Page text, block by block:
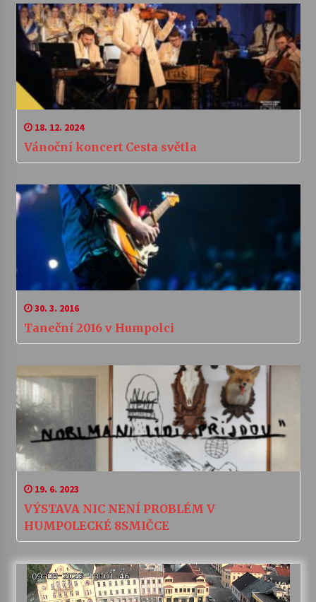
18. 12. 2024
Vánoční koncert Cesta světla
30. 3. 2016
Taneční 2016 v Humpolci
19. 6. 2023
VÝSTAVA NIC NENÍ PROBLÉM V
HUMPOLECKÉ 8SMIČCE